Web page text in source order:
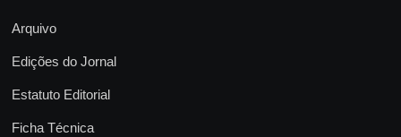
Arquivo
Edições do Jornal
Estatuto Editorial
Ficha Técnica